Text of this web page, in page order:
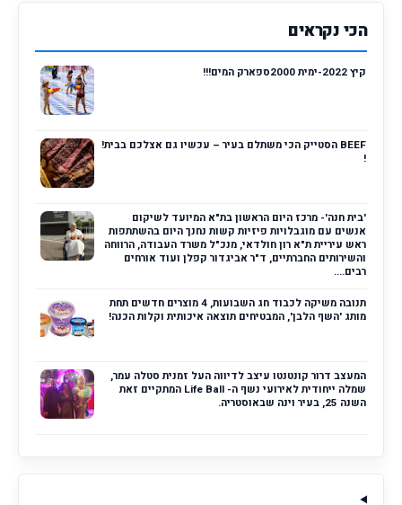
הכי נקראים
קיץ 2022-ימית 2000ספארק המים!!!
BEEF הסטייק הכי משתלם בעיר – עכשיו גם אצלכם בבית!
!
'בית חנה'- מרכז היום הראשון בת"א המיועד לשיקום
אנשים עם מוגבלויות פיזיות קשות נחנך היום בהשתתפות
ראש עיריית ת"א רון חולדאי, מנכ"ל משרד העבודה, הרווחה
והשירותים החברתיים, ד"ר אביגדור קפלן ועוד אורחים
רבים....
תנובה משיקה לכבוד חג השבועות, 4 מוצרים חדשים תחת
מותג 'השף הלבן', המבטיחים תוצאה איכותית וקלות הכנה!
המעצב דרור קונטנטו עיצב לדיווה העל זמנית סטלה עמר,
שמלה ייחודית לאירועי נשף ה- Life Ball המתקיים זאת
השנה 25, בעיר וינה שבאוסטריה.